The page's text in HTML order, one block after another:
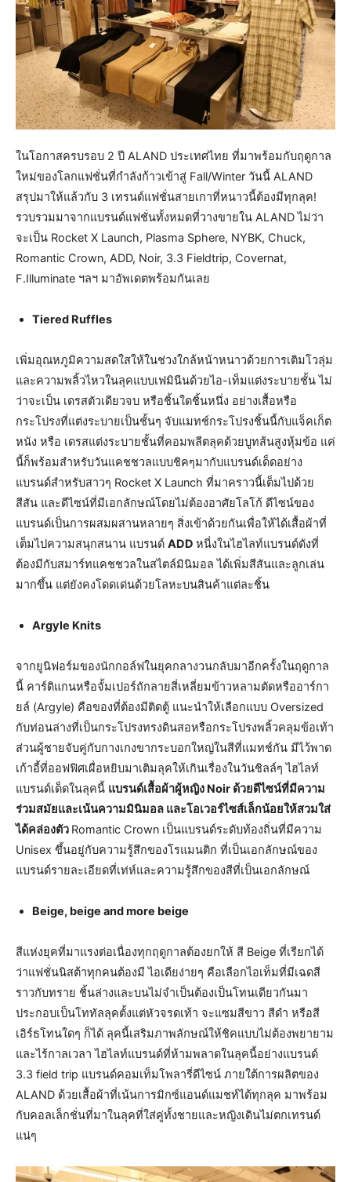
ในโอกาสครบรอบ 2 ปี ALAND ประเทศไทย ที่มาพร้อมกับฤดูกาล
ใหม่ของโลกแฟชั่นที่กำลังก้าวเข้าสู่ Fall/Winter วันนี้ ALAND
สรุปมาให้แล้วกับ 3 เทรนด์แฟชั่นสายเกาที่หนาวนี้ต้องมีทุกลุค!
รวบรวมมาจากแบรนด์แฟชั่นทั้งหมดที่วางขายใน ALAND ไม่ว่า
จะเป็น Rocket X Launch, Plasma Sphere, NYBK, Chuck,
Romantic Crown, ADD, Noir, 3.3 Fieldtrip, Covernat,
F.Illuminate ฯลฯ มาอัพเดตพร้อมกันเลย
Tiered Ruffles
เพิ่มอุณหภูมิความสดใสให้ในช่วงใกล้หน้าหนาวด้วยการเติมโวลุ่ม
และความพลิ้วไหวในลุคแบบเฟมินีนด้วยไอ-เท็มแต่งระบายชั้น ไม่
ว่าจะเป็น เดรสตัวเดียวจบ หรือชิ้นใดชิ้นหนึ่ง อย่างเสื้อหรือ
กระโปรงที่แต่งระบายเป็นชั้นๆ จับแมทช์กระโปรงชิ้นนี้กับแจ็คเก็ต
หนัง หรือ เดรสแต่งระบายชั้นที่คอมพลีตลุคด้วยบูทส้นสูงหุ้มข้อ แค่
นี้ก็พร้อมสำหรับวันแคชชวลแบบชิคๆมากับแบรนด์เด็ดอย่าง
แบรนด์สำหรับสาวๆ Rocket X Launch ที่มาคราวนี้เต็มไปด้วย
สีสัน และดีไซน์ที่มีเอกลักษณ์โดยไม่ต้องอาศัยโลโก้ ดีไซน์ของ
แบรนด์เป็นการผสมผสานหลายๆ สิ่งเข้าด้วยกันเพื่อให้ได้เสื้อผ้าที่
เต็มไปความสนุกสนาน แบรนด์ ADD หนี่งในไฮไลท์แบรนด์ดังที่
ต้องมีกับสมาร์ทแคชชวลในสไตล์มินิมอล ได้เพิ่มสีสันและลูกเล่น
มากขึ้น แต่ยังคงโดดเด่นด้วยโลหะบนสินค้าแต่ละชิ้น
Argyle Knits
จากยูนิฟอร์มของนักกอล์ฟในยุคกลางวนกลับมาอีกครั้งในฤดูกาล
นี้ คาร์ดิแกนหรือจั้มเปอร์ถักลายสี่เหลี่ยมข้าวหลามตัดหรืออาร์กา
ยล์ (Argyle) คือของที่ต้องมีติดตู้ แนะนำให้เลือกแบบ Oversized
กับท่อนล่างที่เป็นกระโปรงทรงดินสอหรือกระโปรงพลิ้วคลุมข้อเท้า
ส่วนผู้ชายจับคู่กับกางเกงขากระบอกใหญ่ในสีที่แมทช์กัน มีไว้พาด
เก้าอี้ที่ออฟฟิศเผื่อหยิบมาเติมลุคให้เกินเรื่องในวันชิลล์ๆ ไฮไลท์
แบรนด์เด็ดในลุคนี้ แบรนด์เสื้อผ้าผู้หญิง Noir ด้วยดีไซน์ที่มีความ
ร่วมสมัยและเน้นความมินิมอล และโอเวอร์ไซส์เล็กน้อยให้สวมใส่
ได้คล่องตัว Romantic Crown เป็นแบรนด์ระดับท้องถิ่นที่มีความ
Unisex ขึ้นอยู่กับความรู้สึกของโรแมนติก ที่เป็นเอกลักษณ์ของ
แบรนด์รายละเอียดที่เท่ห์และความรู้สึกของสีที่เป็นเอกลักษณ์
Beige, beige and more beige
สีแห่งยุคที่มาแรงต่อเนื่องทุกฤดูกาลต้องยกให้ สี Beige ที่เรียกได้
ว่าแฟชั่นนิสต้าทุกคนต้องมี ไอเดียง่ายๆ คือเลือกไอเท็มที่มีเฉดสี
ราวกับทราย ชิ้นล่างและบนไม่จำเป็นต้องเป็นโทนเดียวกันมา
ประกอบเป็นโททัลลุคตั้งแต่หัวจรดเท้า จะแซมสีขาว สีดำ หรือสี
เอิร์ธโทนใดๆ ก็ได้ ลุคนี้เสริมภาพลักษณ์ให้ชิคแบบไม่ต้องพยายาม
และไร้กาลเวลา ไฮไลท์แบรนด์ที่ห้ามพลาดในลุคนี้อย่างแบรนด์
3.3 field trip แบรนด์คอมเท็มโพลารี่ดีไซน์ ภายใต้การผลิตของ
ALAND ด้วยเสื้อผ้าที่เน้นการมิกซ์แอนด์แมชท์ได้ทุกลุค มาพร้อม
กับคอลเล็กชั่นที่มาในลุคที่ใส่คู่ทั้งชายและหญิงเดินไม่ตกเทรนด์
แน่ๆ